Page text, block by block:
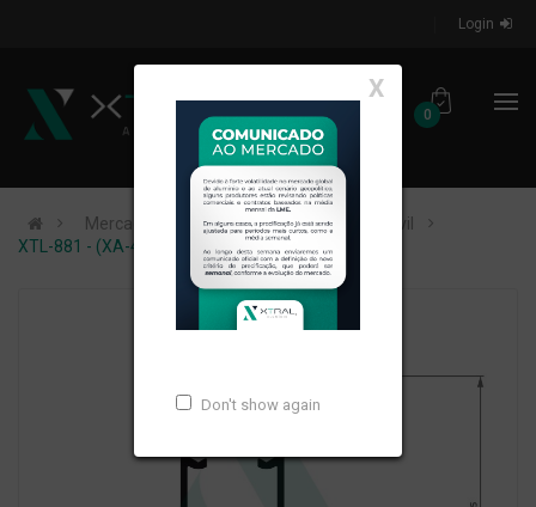
Login
0
X
Don't show again
Mercados de Atuação
Construção Civil
XTL-881 - (XA-401) - PESO LINEAR: 1,619kg/m